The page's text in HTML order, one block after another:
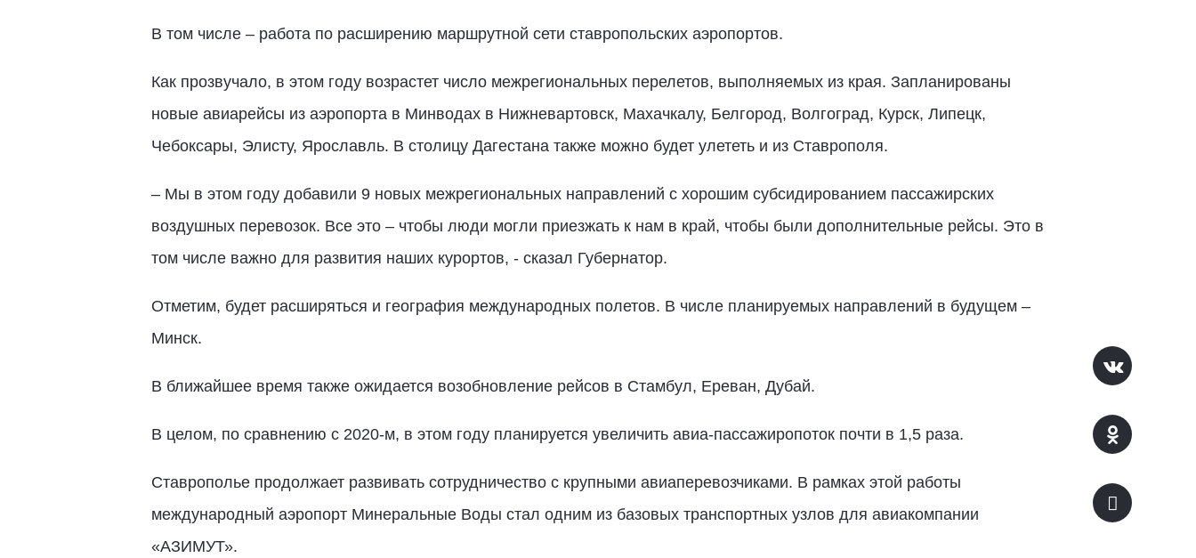
В том числе – работа по расширению маршрутной сети ставропольских аэропортов.
Как прозвучало, в этом году возрастет число межрегиональных перелетов, выполняемых из края. Запланированы
новые авиарейсы из аэропорта в Минводах в Нижневартовск, Махачкалу, Белгород, Волгоград, Курск, Липецк,
Чебоксары, Элисту, Ярославль. В столицу Дагестана также можно будет улететь и из Ставрополя.
– Мы в этом году добавили 9 новых межрегиональных направлений с хорошим субсидированием пассажирских
воздушных перевозок. Все это – чтобы люди могли приезжать к нам в край, чтобы были дополнительные рейсы. Это в
том числе важно для развития наших курортов, - сказал Губернатор.
Отметим, будет расширяться и география международных полетов. В числе планируемых направлений в будущем –
Минск.
В ближайшее время также ожидается возобновление рейсов в Стамбул, Ереван, Дубай.
В целом, по сравнению с 2020-м, в этом году планируется увеличить авиа-пассажиропоток почти в 1,5 раза.
Ставрополье продолжает развивать сотрудничество с крупными авиаперевозчиками. В рамках этой работы
международный аэропорт Минеральные Воды стал одним из базовых транспортных узлов для авиакомпании
«АЗИМУТ».